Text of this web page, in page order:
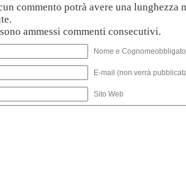
commento potrà avere una lunghezza
ammessi commenti consecutivi.
Nome e
E-mail (non verrà
Sito Web